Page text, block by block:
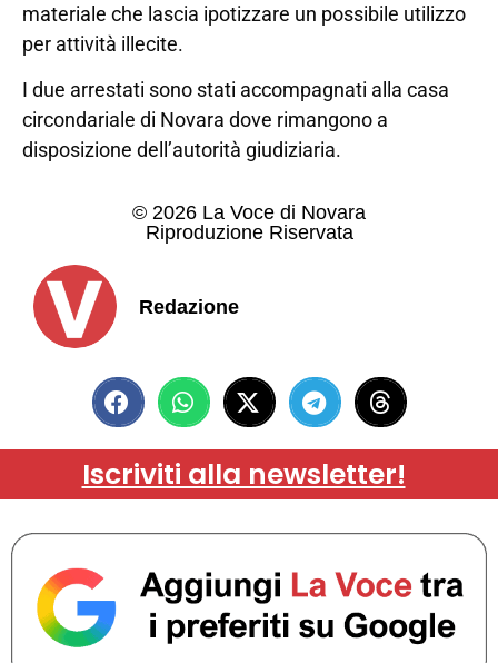
materiale che lascia ipotizzare un possibile utilizzo
per attività illecite.
I due arrestati sono stati accompagnati alla casa
circondariale di Novara dove rimangono a
disposizione dell’autorità giudiziaria.
© 2026 La Voce di Novara
Riproduzione Riservata
Redazione
Iscriviti alla newsletter!